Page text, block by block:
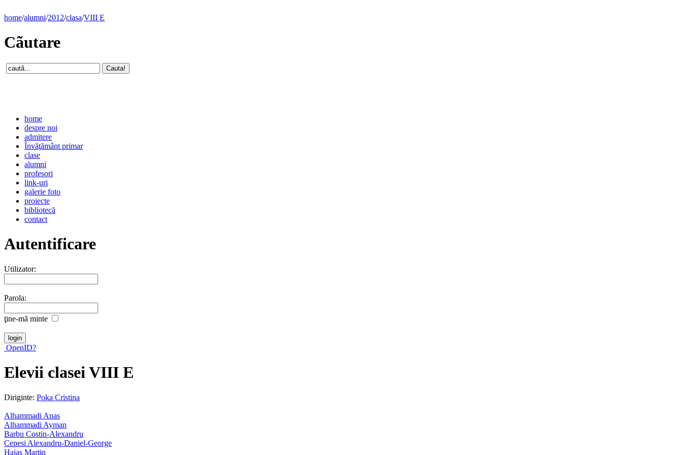
home/alumni/2012/clasa/VIII E
Cãutare
home
despre noi
admitere
Învăţământ primar
clase
alumni
profesori
link-uri
galerie foto
proiecte
bibliotecă
contact
Autentificare
Utilizator:
Parola:
ţine-mã minte
OpenID?
Elevii clasei VIII E
Diriginte: Poka Cristina
Alhammadi Anas
Alhammadi Ayman
Barbu Costin-Alexandru
Cepesi Alexandru-Daniel-George
Hajas Martin